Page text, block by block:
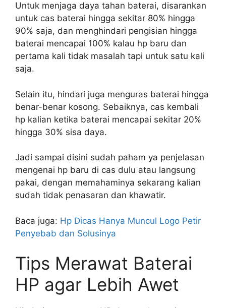
Untuk menjaga daya tahan baterai, disarankan
untuk cas baterai hingga sekitar 80% hingga
90% saja, dan menghindari pengisian hingga
baterai mencapai 100% kalau hp baru dan
pertama kali tidak masalah tapi untuk satu kali
saja.
Selain itu, hindari juga menguras baterai hingga
benar-benar kosong. Sebaiknya, cas kembali
hp kalian ketika baterai mencapai sekitar 20%
hingga 30% sisa daya.
Jadi sampai disini sudah paham ya penjelasan
mengenai hp baru di cas dulu atau langsung
pakai, dengan memahaminya sekarang kalian
sudah tidak penasaran dan khawatir.
Baca juga: Hp Dicas Hanya Muncul Logo Petir
Penyebab dan Solusinya
Tips Merawat Baterai
HP agar Lebih Awet